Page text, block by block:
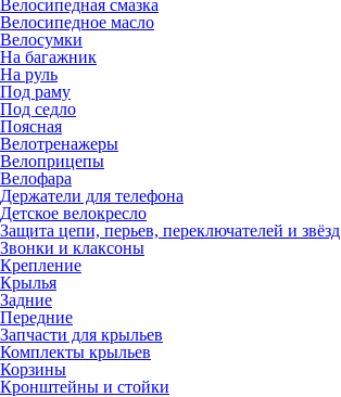
Велосипедная смазка
Велосипедное масло
Велосумки
На багажник
На руль
Под раму
Под седло
Поясная
Велотренажеры
Велоприцепы
Велофара
Держатели для телефона
Детское велокресло
Защита цепи, перьев, переключателей и звёзд
Звонки и клаксоны
Крепление
Крылья
Задние
Передние
Запчасти для крыльев
Комплекты крыльев
Корзины
Кронштейны и стойки